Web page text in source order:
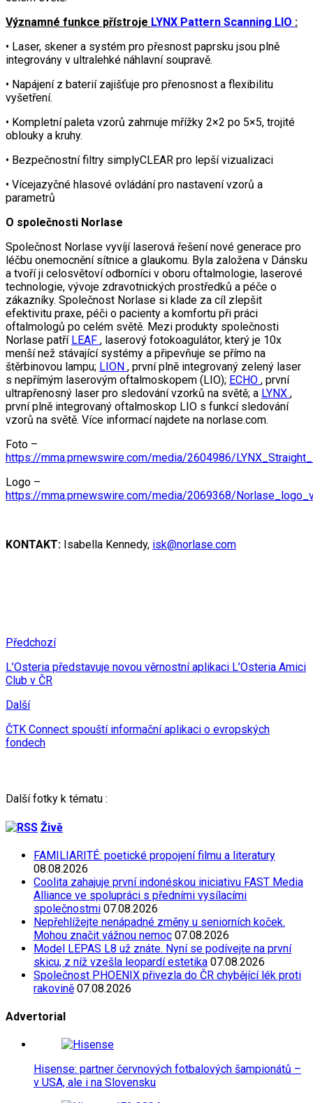
Významné funkce přístroje LYNX Pattern Scanning LIO :
• Laser, skener a systém pro přesnost paprsku jsou plně
integrovány v ultralehké náhlavní soupravě.
• Napájení z baterií zajišťuje pro přenosnost a flexibilitu
vyšetření.
• Kompletní paleta vzorů zahrnuje mřížky 2×2 po 5×5, trojité
oblouky a kruhy.
• Bezpečnostní filtry simplyCLEAR pro lepší vizualizaci
• Vícejazyčné hlasové ovládání pro nastavení vzorů a
parametrů
O společnosti Norlase
Společnost Norlase vyvíjí laserová řešení nové generace pro
léčbu onemocnění sítnice a glaukomu. Byla založena v Dánsku
a tvoří ji celosvětoví odborníci v oboru oftalmologie, laserové
technologie, vývoje zdravotnických prostředků a péče o
zákazníky. Společnost Norlase si klade za cíl zlepšit
efektivitu praxe, péči o pacienty a komfortu při práci
oftalmologů po celém světě. Mezi produkty společnosti
Norlase patří LEAF , laserový fotokoagulátor, který je 10x
menší než stávající systémy a připevňuje se přímo na
štěrbinovou lampu; LION , první plně integrovaný zelený laser
s nepřímým laserovým oftalmoskopem (LIO); ECHO , první
ultrapřenosný laser pro sledování vzorků na světě; a LYNX ,
první plně integrovaný oftalmoskop LIO s funkcí sledování
vzorů na světě. Více informací najdete na norlase.com.
Foto –
https://mma.prnewswire.com/media/2604986/
Logo –
https://mma.prnewswire.com/media/2069368/
KONTAKT: Isabella Kennedy, isk@norlase.com
Předchozí
L’Osteria představuje novou věrnostní aplikaci L’Osteria Amici
Club v ČR
Další
ČTK Connect spouští informační aplikaci o evropských
fondech
Další fotky k tématu :
Živě
FAMILIARITÉ: poetické propojení filmu a literatury
08.08.2026
Coolita zahajuje první indonéskou iniciativu FAST Media
Alliance ve spolupráci s předními vysílacími
společnostmi 07.08.2026
Nepřehlížejte nenápadné změny u seniorních koček.
Mohou značit vážnou nemoc 07.08.2026
Model LEPAS L8 už znáte. Nyní se podívejte na první
skicu, z níž vzešla leopardí estetika 07.08.2026
Společnost PHOENIX přivezla do ČR chybějící lék proti
rakovině 07.08.2026
Advertorial
Hisense: partner červnových fotbalových šampionátů –
v USA, ale i na Slovensku